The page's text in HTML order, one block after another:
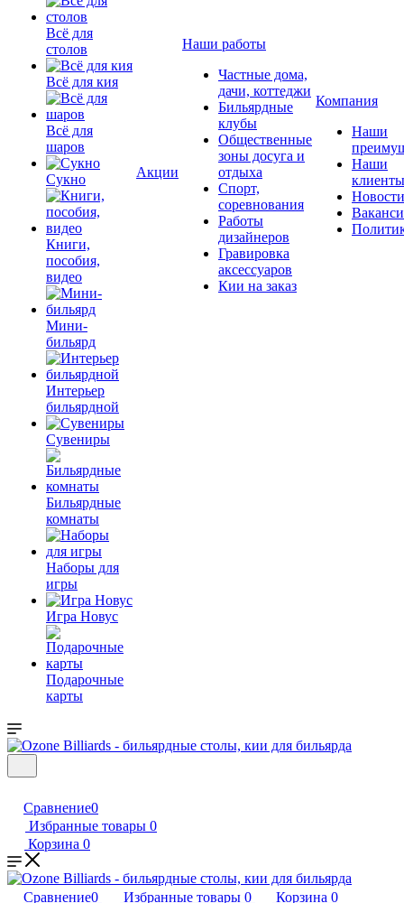
Всё для
столов
Всё для кия
Всё для
шаров
Сукно
Книги,
пособия,
видео
Мини-
бильярд
Интерьер
бильярдной
Сувениры
Бильярдные
комнаты
Наборы для
игры
Игра Новус
Подарочные
карты
Акции
Наши работы
Частные дома,
дачи, коттеджи
Бильярдные
клубы
Общественные
зоны досуга и
отдыха
Спорт,
соревнования
Работы
дизайнеров
Гравировка
аксессуаров
Кии на заказ
Компания
Наши
Наши
клиенты
Новости
Сравнение0
Избранные товары 0
Корзина 0
Сравнение0 Избранные товары 0 Корзина 0